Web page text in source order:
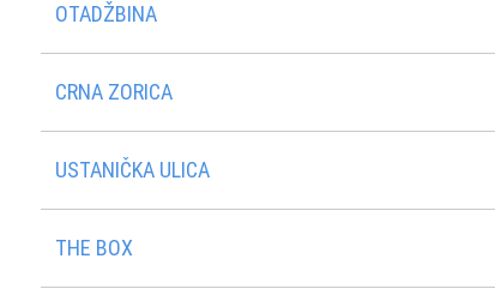
OTADŽBINA
CRNA ZORICA
USTANIČKA ULICA
THE BOX